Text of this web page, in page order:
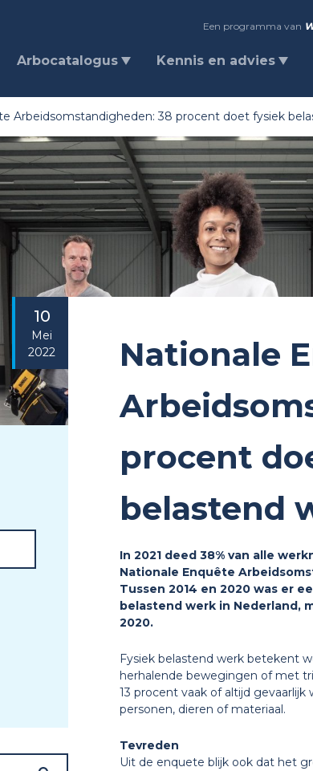
Een programma van
Arbocatalogus Kennis en advies
Arbeidsomstandigheden: 38 procent doet fysiek
10
Mei
2022
Nationale
procent
belastend
In 2021 deed 38% van alle
Nationale Enquête
Tussen 2014 en 2020 was er
belastend werk in Nederland,
2020.
Fysiek belastend werk betekent
herhalende bewegingen of met
13 procent vaak of altijd
personen, dieren of materiaal.
Tevreden
Uit de enquete blijk ook dat het